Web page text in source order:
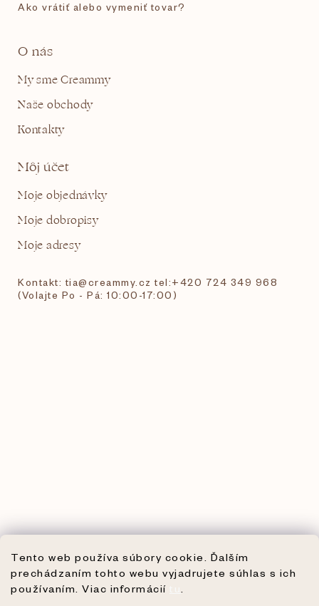
Tento web používa súbory cookie. Ďalším
prechádzaním tohto webu vyjadrujete súhlas s ich
používaním. Viac informácií
Ako vrátiť alebo vymeniť tovar?
O nás
My sme Creammy
Naše obchody
Kontakty
Môj účet
Moje objednávky
Moje dobropisy
Moje adresy
Kontakt: tia@creammy.cz tel:+420 724 349 968
(Volajte Po - Pá: 10:00-17:00)